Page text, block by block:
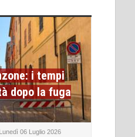
i tempi
dopo la fuga
Lunedì 06 Luglio 2026